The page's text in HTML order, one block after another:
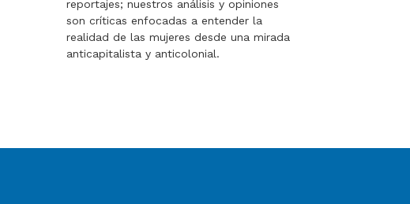
reportajes; nuestros análisis y opiniones
son críticas enfocadas a entender la
realidad de las mujeres desde una mirada
anticapitalista y anticolonial.